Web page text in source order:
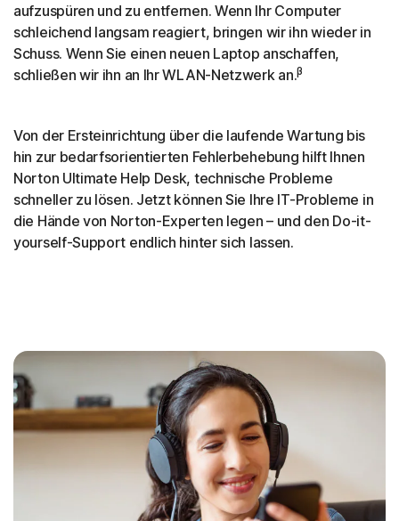
aufzuspüren und zu entfernen. Wenn Ihr Computer
schleichend langsam reagiert, bringen wir ihn wieder in
Schuss. Wenn Sie einen neuen Laptop anschaffen,
schließen wir ihn an Ihr WLAN-Netzwerk an.β
Von der Ersteinrichtung über die laufende Wartung bis
hin zur bedarfsorientierten Fehlerbehebung hilft Ihnen
Norton Ultimate Help Desk, technische Probleme
schneller zu lösen. Jetzt können Sie Ihre IT-Probleme in
die Hände von Norton-Experten legen – und den Do-it-
yourself-Support endlich hinter sich lassen.